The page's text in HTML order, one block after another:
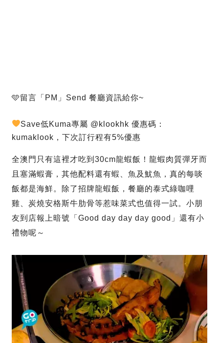
🩵留言「PM」Send 餐廳資訊給你~
Save低Kuma專屬 @klookhk 優惠碼：
kumaklook，下次訂行程有5%優惠
全澳門只有這裡才吃到30cm龍蝦飯！龍蝦肉質彈牙而
且塞滿蝦膏，其他配料還有蝦、魚及魷魚，真的每啖
飯都是海鮮。除了招牌龍蝦飯，餐廳的泰式綠咖哩
雞、炭燒安格斯牛肋骨等惹味菜式也值得一試。小朋
友到店報上暗號「Good day day day good」還有小
禮物呢～